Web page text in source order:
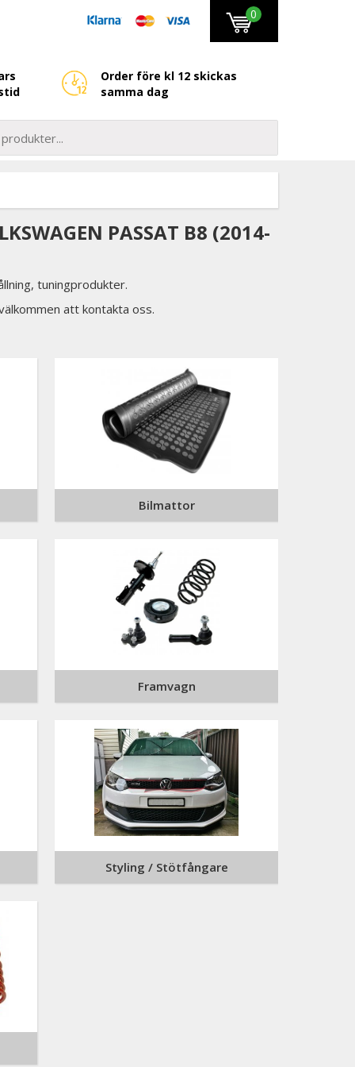
0
Order före kl 12 skickas
samma dag
PASSAT B8 (2014-
tuningprodukter.
att kontakta oss.
Bilmattor
Framvagn
Styling / Stötfångare